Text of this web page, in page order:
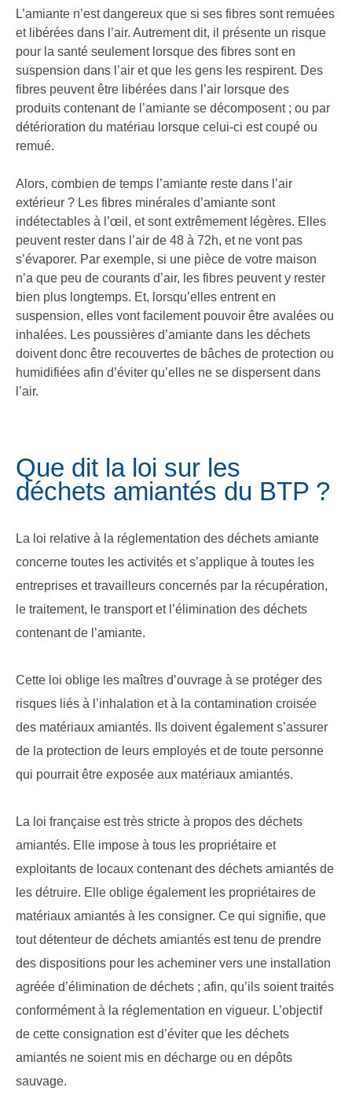
L’amiante n’est dangereux que si ses fibres sont remuées
et libérées dans l’air. Autrement dit, il présente un risque
pour la santé seulement lorsque des fibres sont en
suspension dans l’air et que les gens les respirent. Des
fibres peuvent être libérées dans l’air lorsque des
produits contenant de l’amiante se décomposent ; ou par
détérioration du matériau lorsque celui-ci est coupé ou
remué.
Alors, combien de temps l’amiante reste dans l’air
extérieur ? Les fibres minérales d’amiante sont
indétectables à l’œil, et sont extrêmement légères. Elles
peuvent rester dans l’air de 48 à 72h, et ne vont pas
s’évaporer. Par exemple, si une pièce de votre maison
n’a que peu de courants d’air, les fibres peuvent y rester
bien plus longtemps. Et, lorsqu’elles entrent en
suspension, elles vont facilement pouvoir être avalées ou
inhalées. Les poussières d’amiante dans les déchets
doivent donc être recouvertes de bâches de protection ou
humidifiées afin d’éviter qu’elles ne se dispersent dans
l’air.
Que dit la loi sur les
déchets amiantés du BTP ?
La loi relative à la réglementation des déchets amiante
concerne toutes les activités et s’applique à toutes les
entreprises et travailleurs concernés par la récupération,
le traitement, le transport et l’élimination des déchets
contenant de l’amiante.
Cette loi oblige les maîtres d’ouvrage à se protéger des
risques liés à l’inhalation et à la contamination croisée
des matériaux amiantés. Ils doivent également s’assurer
de la protection de leurs employés et de toute personne
qui pourrait être exposée aux matériaux amiantés.
La loi française est très stricte à propos des déchets
amiantés. Elle impose à tous les propriétaire et
exploitants de locaux contenant des déchets amiantés de
les détruire. Elle oblige également les propriétaires de
matériaux amiantés à les consigner. Ce qui signifie, que
tout détenteur de déchets amiantés est tenu de prendre
des dispositions pour les acheminer vers une installation
agréée d’élimination de déchets ; afin, qu’ils soient traités
conformément à la réglementation en vigueur. L’objectif
de cette consignation est d’éviter que les déchets
amiantés ne soient mis en décharge ou en dépôts
sauvage.